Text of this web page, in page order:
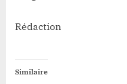
Rédaction
Similaire